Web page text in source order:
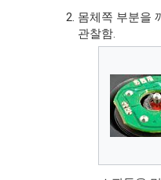
몸체쪽 부분을
관찰함.